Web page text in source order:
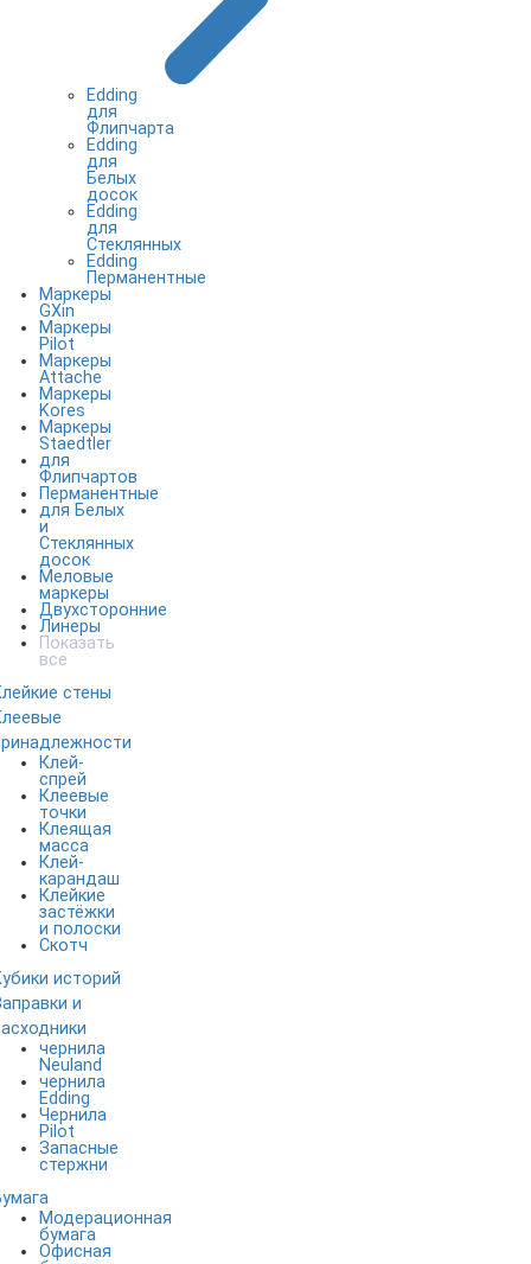
Edding
для
Флипчарта
Edding
для
Белых
досок
Edding
для
Стеклянных
Edding
Перманентные
Маркеры
GXin
Маркеры
Pilot
Маркеры
Attache
Маркеры
Kores
Маркеры
Staedtler
для
Флипчартов
Перманентные
для Белых
и
Стеклянных
досок
Меловые
маркеры
Двухсторонние
Линеры
Показать
все
стены
Клей-
спрей
Клеевые
точки
Клеящая
масса
Клей-
карандаш
Клейкие
застёжки
и полоски
Скотч
историй
и
чернила
Neuland
чернила
Edding
Чернила
Pilot
Запасные
стержни
Модерационная
бумага
Офисная